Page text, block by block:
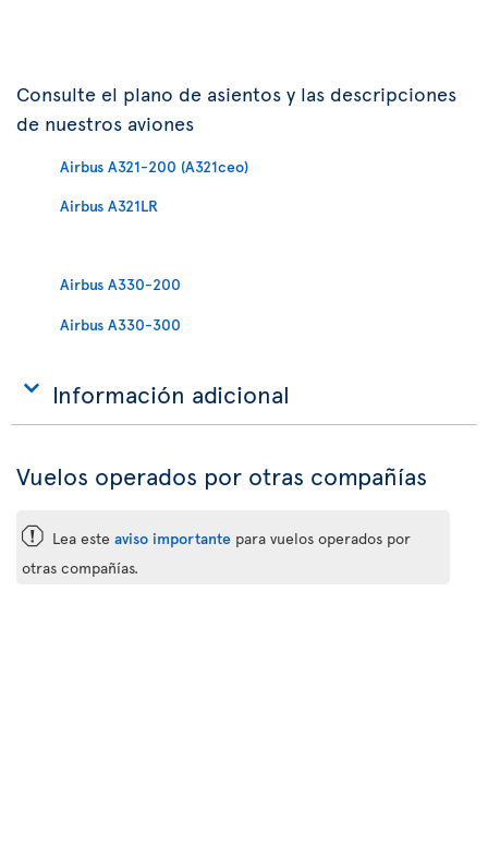
Consulte el plano de asientos y las descripciones
de nuestros aviones
Airbus A321-200 (A321ceo)
Airbus A321LR
Airbus A330-200
Airbus A330-300
Información adicional
Vuelos operados por otras compañías
ü Lea este aviso importante para vuelos operados por
otras compañías.